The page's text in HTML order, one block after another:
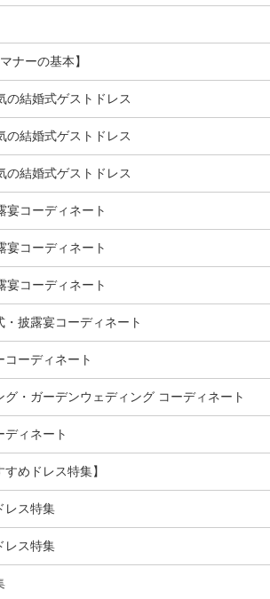
ナーの基本】
結婚式ゲストドレス
結婚式ゲストドレス
結婚式ゲストドレス
コーディネート
コーディネート
コーディネート
披露宴コーディネート
ーディネート
・ガーデンウェディング コーディネート
ィネート
すめドレス特集】
レス特集
レス特集